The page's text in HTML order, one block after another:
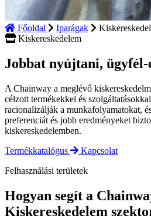
Főoldal Iparágak
Kiskereskedelem
Jobbat nyújtani, ügyfél-
A Chainway a meglévő
célzott termékekkel és
racionalizálják a munkafolyamatokat,
preferenciát és jobb eredményeket
kiskereskedelemben.
Termékkatalógus
Kapcsolat
Felhasználási területek
Hogyan segít a
Kiskereskedelem